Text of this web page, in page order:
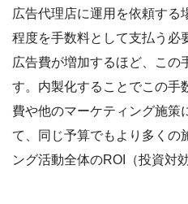
広告代理店に運用を依頼する
程度を手数料として支払う必
広告費が増加するほど、この
す。内製化することでこの手
費や他のマーケティング施策
て、同じ予算でもより多くの
ング活動全体のROI（投資対